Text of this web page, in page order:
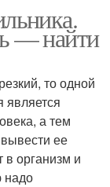
— найти
то одной
является
а тем
ее
в организм и
надо